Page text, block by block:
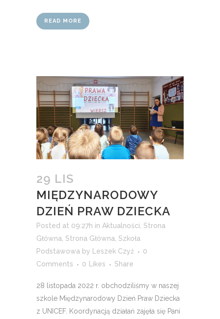
READ MORE
29 LIS
MIĘDZYNARODOWY
DZIEŃ PRAW DZIECKA
Posted at 09:27h in Aktualności Strona
Główna Strona Główna Szkoła
Podstawowa by Leszek Czyż
0
Comments
0 Likes Share
28 listopada 2022 r. obchodziliśmy w naszej
szkole Międzynarodowy Dzień Praw Dziecka
z UNICEF. Koordynacją działań zajęła się Pani